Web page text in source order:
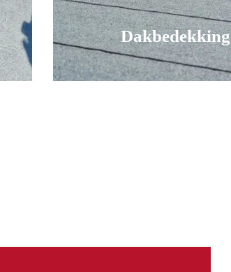
Dakbedekking